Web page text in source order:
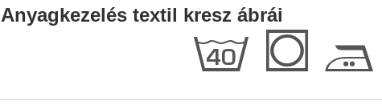
Anyagkezelés textil kresz ábrái
h Q E